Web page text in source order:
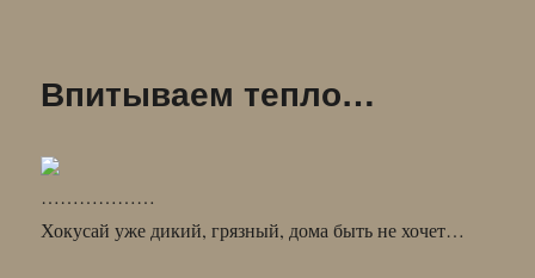
Впитываем тепло…
………………
Хокусай уже дикий, грязный, дома быть не хочет…